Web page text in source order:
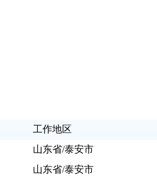
工作地区
山东省/泰安市
山东省/泰安市